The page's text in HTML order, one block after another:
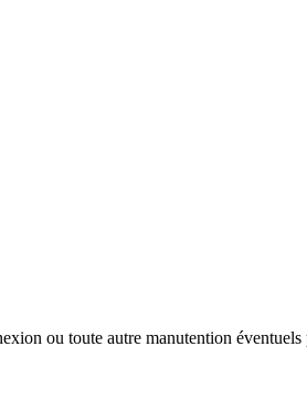
ou toute autre manutention